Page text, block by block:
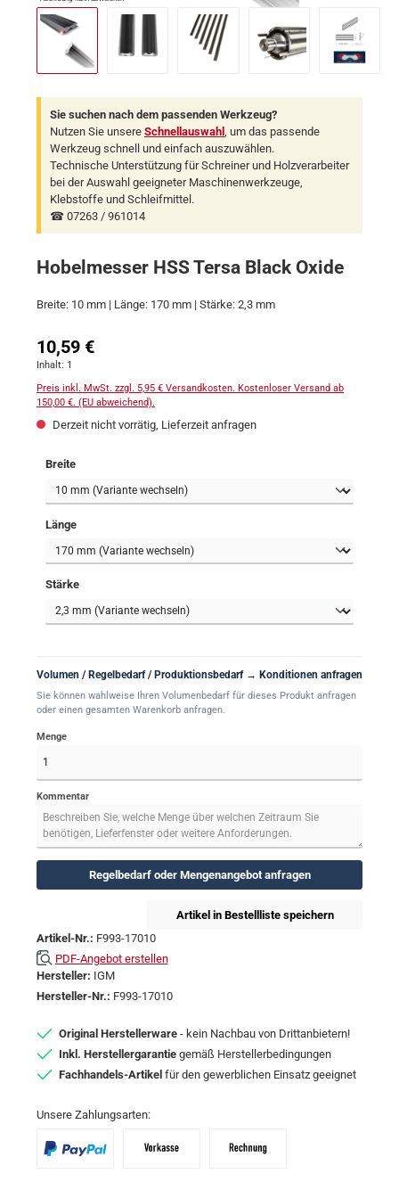
Sie suchen nach dem passenden Werkzeug?
Nutzen Sie unsere Schnellauswahl , um das passende
Werkzeug schnell und einfach auszuwählen.
Technische Unterstützung für Schreiner und Holzverarbeiter
bei der Auswahl geeigneter Maschinenwerkzeuge,
Klebstoffe und Schleifmittel.
☎ 07263 / 961014
Hobelmesser HSS Tersa Black Oxide
Breite: 10 mm | Länge: 170 mm | Stärke: 2,3 mm
Regulärer Preis:
10,59 €
Inhalt: 1
Preis inkl. MwSt. zzgl. 5,95 € Versandkosten. Kostenloser Versand ab
150,00 €. (EU abweichend).
Derzeit nicht vorrätig, Lieferzeit anfragen
Breiteauswählen
Längeauswählen
Stärkeauswählen
Volumen / Regelbedarf / Produktionsbedarf → Konditionen anfragen
Sie können wahlweise Ihren Volumenbedarf für dieses Produkt anfragen
oder einen gesamten Warenkorb anfragen.
Menge
Kommentar
Regelbedarf oder Mengenangebot anfragen
Artikel in Bestellliste speichern
Artikel-Nr.: F993-17010
PDF-Angebot erstellen
Hersteller: IGM
Hersteller-Nr.: F993-17010
Original Herstellerware - kein Nachbau von Drittanbietern!
Inkl. Herstellergarantie gemäß Herstellerbedingungen
Fachhandels-Artikel für den gewerblichen Einsatz geeignet
Unsere Zahlungsarten: